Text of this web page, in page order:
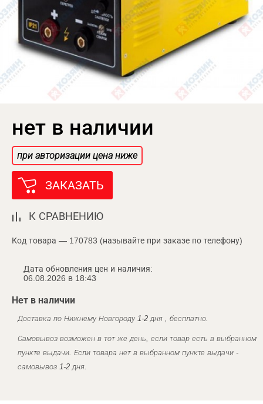
нет в наличии
при авторизации цена ниже
ЗАКАЗАТЬ
К СРАВНЕНИЮ
Код товара — 170783 (называйте при заказе по телефону)
Дата обновления цен и наличия:
06.08.2026 в 18:43
Нет в наличии
Доставка по Нижнему Новгороду 1-2 дня , бесплатно.
Самовывоз возможен в тот же день, если товар есть в выбранном
пункте выдачи. Если товара нет в выбранном пункте выдачи -
самовывоз 1-2 дня.